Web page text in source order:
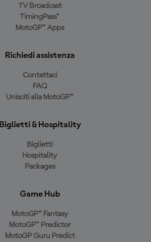
TV Broadcast
TimingPass™
MotoGP™ Apps
Richiedi assistenza
Contattaci
FAQ
Unisciti alla MotoGP™
Biglietti & Hospitality
Biglietti
Hospitality
Packages
Game Hub
MotoGP™ Fantasy
MotoGP™ Predictor
MotoGP Guru Predict